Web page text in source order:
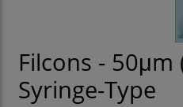
Filcons - 50μm
Syringe-Type